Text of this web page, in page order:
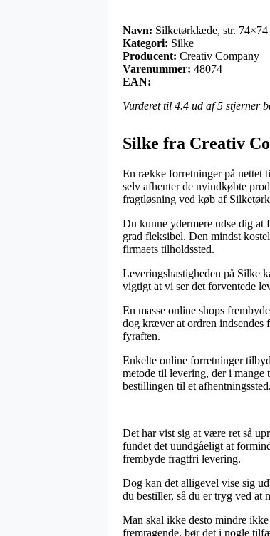
Navn: Silketørklæde, str.
Kategori: Silke
Producent: Creativ Company
Varenummer: 48074
EAN:
Vurderet til 4.4 ud af 5 stjerner
Silke fra Creativ
En række forretninger på nettet
selv afhenter de nyindkøbte
fragtløsning ved køb af
Du kunne ydermere udse dig at
grad fleksibel. Den mindst
firmaets tilholdssted.
Leveringshastigheden på Silke
vigtigt at vi ser det forventede
En masse online shops
dog kræver at ordren indsendes
fyraften.
Enkelte online forretninger
metode til levering, der i
bestillingen til et afhentningssted.
Det har vist sig at være ret så
fundet det uundgåeligt at
frembyde fragtfri levering.
Dog kan det alligevel vise sig
du bestiller, så du er tryg ved at
Man skal ikke desto mindre
fremragende, bør det i nogle